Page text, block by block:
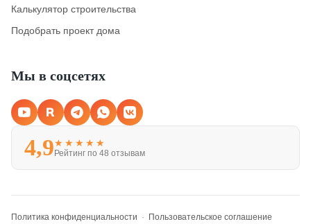
Калькулятор строительства
Подобрать проект дома
Мы в соцсетях
4,9★★★★★
Рейтинг по 48 отзывам
Политика конфиденциальности ·
Пользовательское соглашение